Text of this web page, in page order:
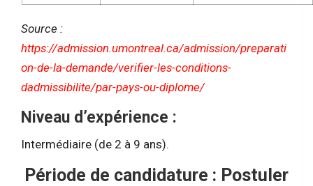
Source :
https://admission.umontreal.ca/admission/preparati
on-de-la-demande/verifier-les-conditions-
dadmissibilite/par-pays-ou-diplome/
Niveau d’expérience :
Intermédiaire (de 2 à 9 ans).
Période de candidature : Postuler